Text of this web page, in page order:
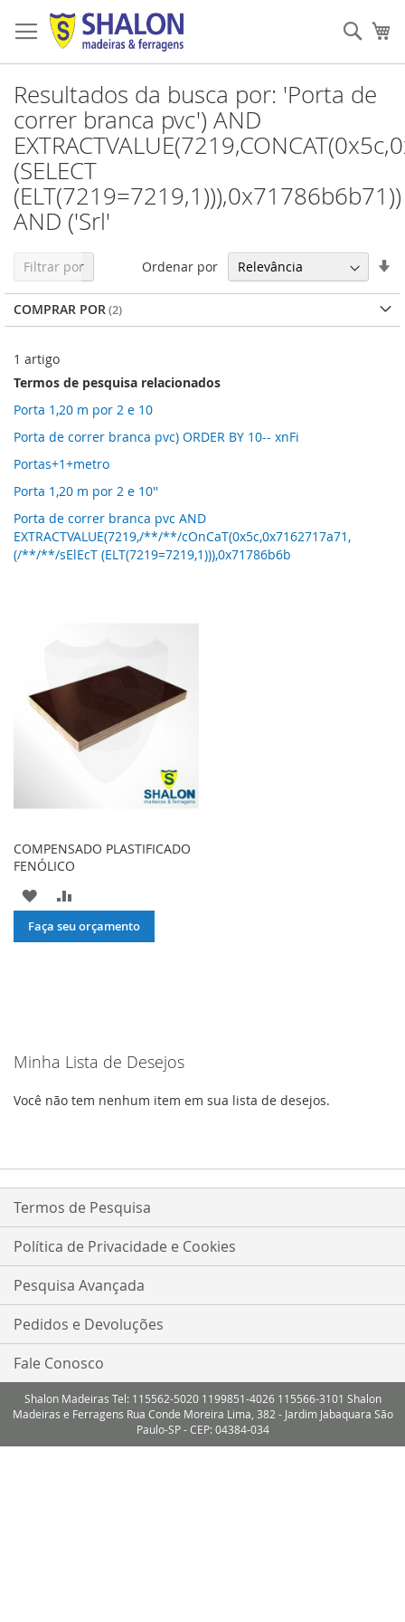
para
o
conteúdo
Resultados da busca por: 'Porta de
correr branca pvc') AND
(SELECT
(ELT(7219=7219,1))),0x71786b6b71))
AND ('Srl'
1 artigo
Ordenar por
Termos de pesquisa relacionados
Porta 1,20 m por 2 e 10
Porta de correr branca pvc) ORDER BY 10-- xnFi
Portas+1+metro
Porta 1,20 m por 2 e 10''
Porta de correr branca pvc AND
EXTRACTVALUE(7219,/**/**/cOnCaT(0x5c,0x7162717a71,
(/**/**/sElEcT (ELT(7219=7219,1))),0x71786b6b
COMPENSADO PLASTIFICADO
FENÓLICO
ADICIONAR
À
PARA
Faça seu orçamento
Filtrar por
COMPRAR POR
Minha Lista de Desejos
Você não tem nenhum item em sua lista de desejos.
Termos de Pesquisa
Política de Privacidade e Cookies
Pesquisa Avançada
Pedidos e Devoluções
Fale Conosco
Shalon Madeiras Tel: 115562-5020 1199851-4026 115566-3101 Shalon
Madeiras e Ferragens Rua Conde Moreira Lima, 382 - Jardim Jabaquara São
Paulo-SP - CEP: 04384-034